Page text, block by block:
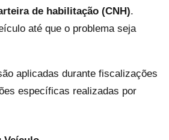
de habilitação (CNH).
até que o problema seja
aplicadas durante fiscalizações
específicas realizadas por